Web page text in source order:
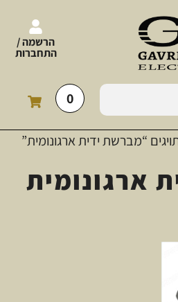
הרשמה /
התחברות
0
“מברשת ידית ארגונומית”
ארגונומית